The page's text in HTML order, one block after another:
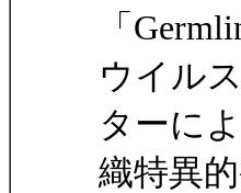
「
ウイル
ターに
織特異